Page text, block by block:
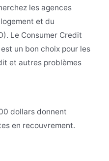
les agences
et du
Le Consumer Credit
un bon choix pour les
et autres problèmes
dollars donnent
en recouvrement.